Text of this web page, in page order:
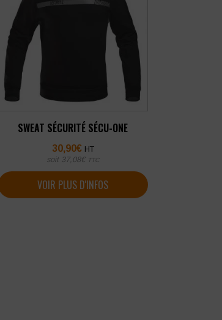
SWEAT SÉCURITÉ SÉCU-ONE
30,90€ HT
soit 37,08€ TTC
VOIR PLUS D'INFOS